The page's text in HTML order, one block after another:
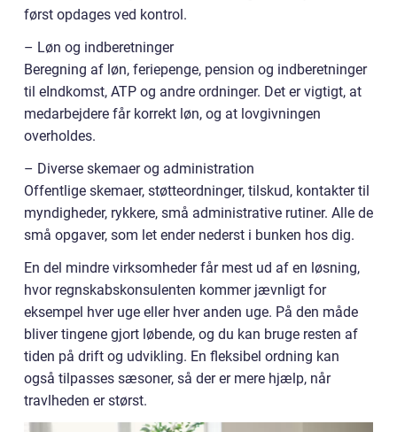
først opdages ved kontrol.
– Løn og indberetninger
Beregning af løn, feriepenge, pension og indberetninger
til eIndkomst, ATP og andre ordninger. Det er vigtigt, at
medarbejdere får korrekt løn, og at lovgivningen
overholdes.
– Diverse skemaer og administration
Offentlige skemaer, støtteordninger, tilskud, kontakter til
myndigheder, rykkere, små administrative rutiner. Alle de
små opgaver, som let ender nederst i bunken hos dig.
En del mindre virksomheder får mest ud af en løsning,
hvor regnskabskonsulenten kommer jævnligt for
eksempel hver uge eller hver anden uge. På den måde
bliver tingene gjort løbende, og du kan bruge resten af
tiden på drift og udvikling. En fleksibel ordning kan
også tilpasses sæsoner, så der er mere hjælp, når
travlheden er størst.